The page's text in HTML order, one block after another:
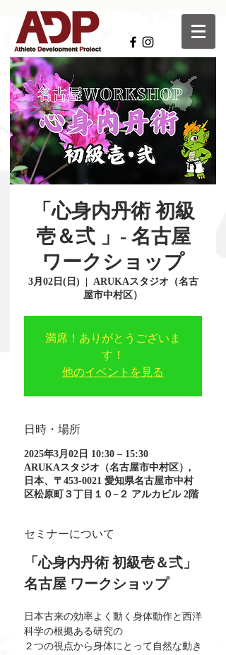
「心身内丹術 初級
壱＆弍 」- 名古屋
ワークショップ
3月02日(日)
ARUKAスタジオ（名古
屋市中村区）
満席！ありがとうございま
す！
他のイベントを見る
日時・場所
2025年3月02日 10:30 – 15:30
ARUKAスタジオ（名古屋市中村区）,
日本、〒453-0021 愛知県名古屋市中村
区松原町３丁目１０−２ アルカビル 2階
セミナーについて
「心身内丹術 初級壱＆弍」
名古屋 ワークショップ
日本古来の効率よく動く身体動作と西洋
科学の根拠ある研究の
２つの視点から身体にとって自然な動き